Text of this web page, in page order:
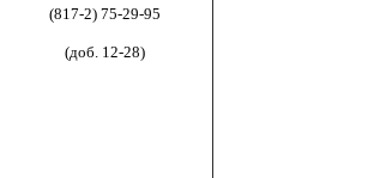
(817-2) 75-29-95
(доб. 12-28)